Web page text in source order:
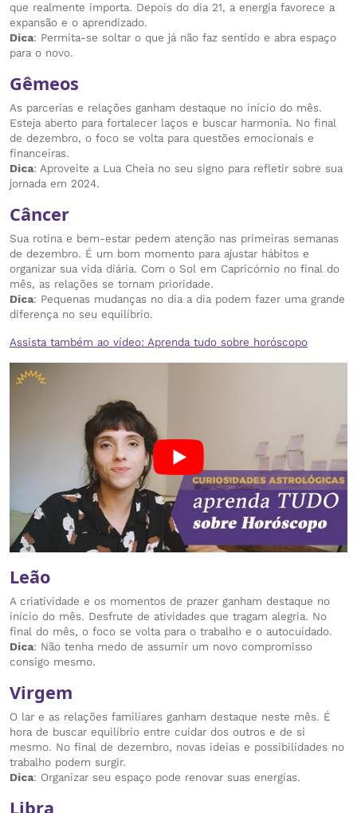
que realmente importa. Depois do dia 21, a energia favorece a
expansão e o aprendizado.
Dica: Permita-se soltar o que já não faz sentido e abra espaço
para o novo.
Gêmeos
As parcerias e relações ganham destaque no início do mês.
Esteja aberto para fortalecer laços e buscar harmonia. No final
de dezembro, o foco se volta para questões emocionais e
financeiras.
Dica: Aproveite a Lua Cheia no seu signo para refletir sobre sua
jornada em 2024.
Câncer
Sua rotina e bem-estar pedem atenção nas primeiras semanas
de dezembro. É um bom momento para ajustar hábitos e
organizar sua vida diária. Com o Sol em Capricórnio no final do
mês, as relações se tornam prioridade.
Dica: Pequenas mudanças no dia a dia podem fazer uma grande
diferença no seu equilíbrio.
Assista também ao vídeo: Aprenda tudo sobre horóscopo
Leão
A criatividade e os momentos de prazer ganham destaque no
início do mês. Desfrute de atividades que tragam alegria. No
final do mês, o foco se volta para o trabalho e o autocuidado.
Dica: Não tenha medo de assumir um novo compromisso
consigo mesmo.
Virgem
O lar e as relações familiares ganham destaque neste mês. É
hora de buscar equilíbrio entre cuidar dos outros e de si
mesmo. No final de dezembro, novas ideias e possibilidades no
trabalho podem surgir.
Dica: Organizar seu espaço pode renovar suas energias.
Libra